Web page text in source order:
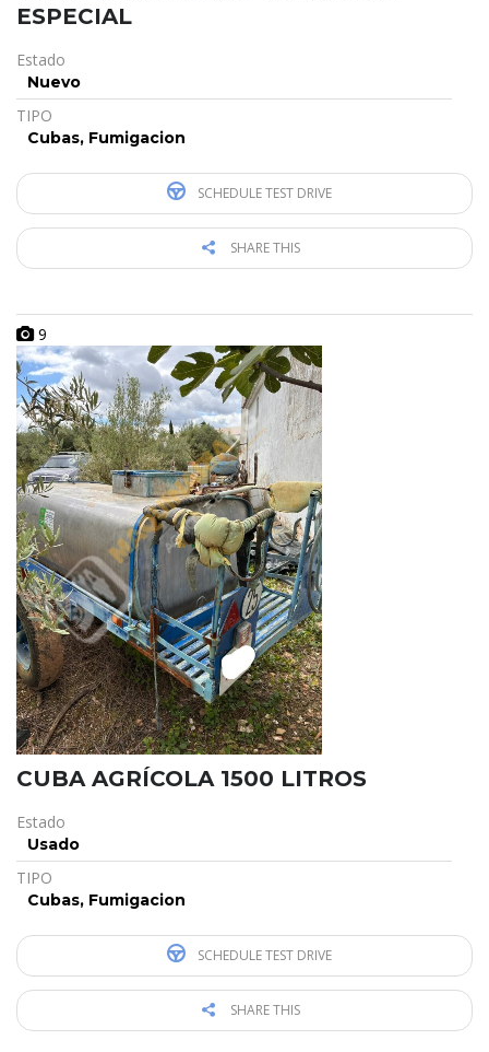
ESPECIAL
Estado
Nuevo
TIPO
Cubas, Fumigacion
SCHEDULE TEST DRIVE
SHARE THIS
9
CUBA AGRÍCOLA 1500 LITROS
Estado
Usado
TIPO
Cubas, Fumigacion
SCHEDULE TEST DRIVE
SHARE THIS